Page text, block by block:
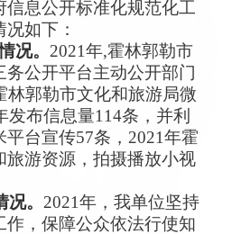
息公开标准化规范化工
如下：
况。 2021年,霍林郭勒市
公开平台主动公开部门
林郭勒市文化和旅游局微
发布信息量114条，并利
台宣传57条，2021年霍
旅游资源，拍摄播放小视
。 2021年，我单位坚持
作，保障公众依法行使知